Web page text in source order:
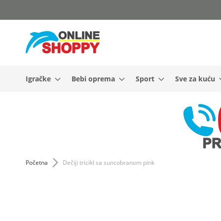
to
Content
Igračke Bebi oprema Sport Sve za kuću
Početna Dečiji tricikl sa suncobranom pink